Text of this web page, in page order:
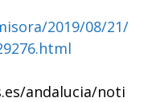
2019/08/21/
andalucia/noti